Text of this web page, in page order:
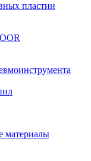
пластин
материалы